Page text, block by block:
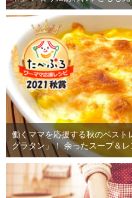
働くママを応援する秋のベス
グラタン」！ 余ったスープ＆